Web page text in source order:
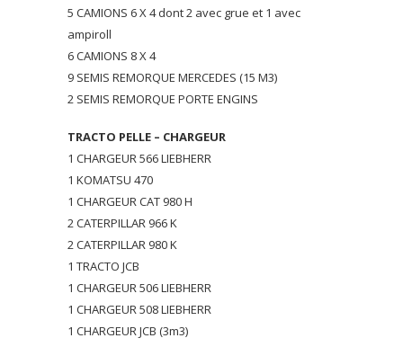
5 CAMIONS 6 X 4 dont 2 avec grue et 1 avec
ampiroll
6 CAMIONS 8 X 4
9 SEMIS REMORQUE MERCEDES (15 M3)
2 SEMIS REMORQUE PORTE ENGINS
TRACTO PELLE – CHARGEUR
1 CHARGEUR 566 LIEBHERR
1 KOMATSU 470
1 CHARGEUR CAT 980 H
2 CATERPILLAR 966 K
2 CATERPILLAR 980 K
1 TRACTO JCB
1 CHARGEUR 506 LIEBHERR
1 CHARGEUR 508 LIEBHERR
1 CHARGEUR JCB (3m3)